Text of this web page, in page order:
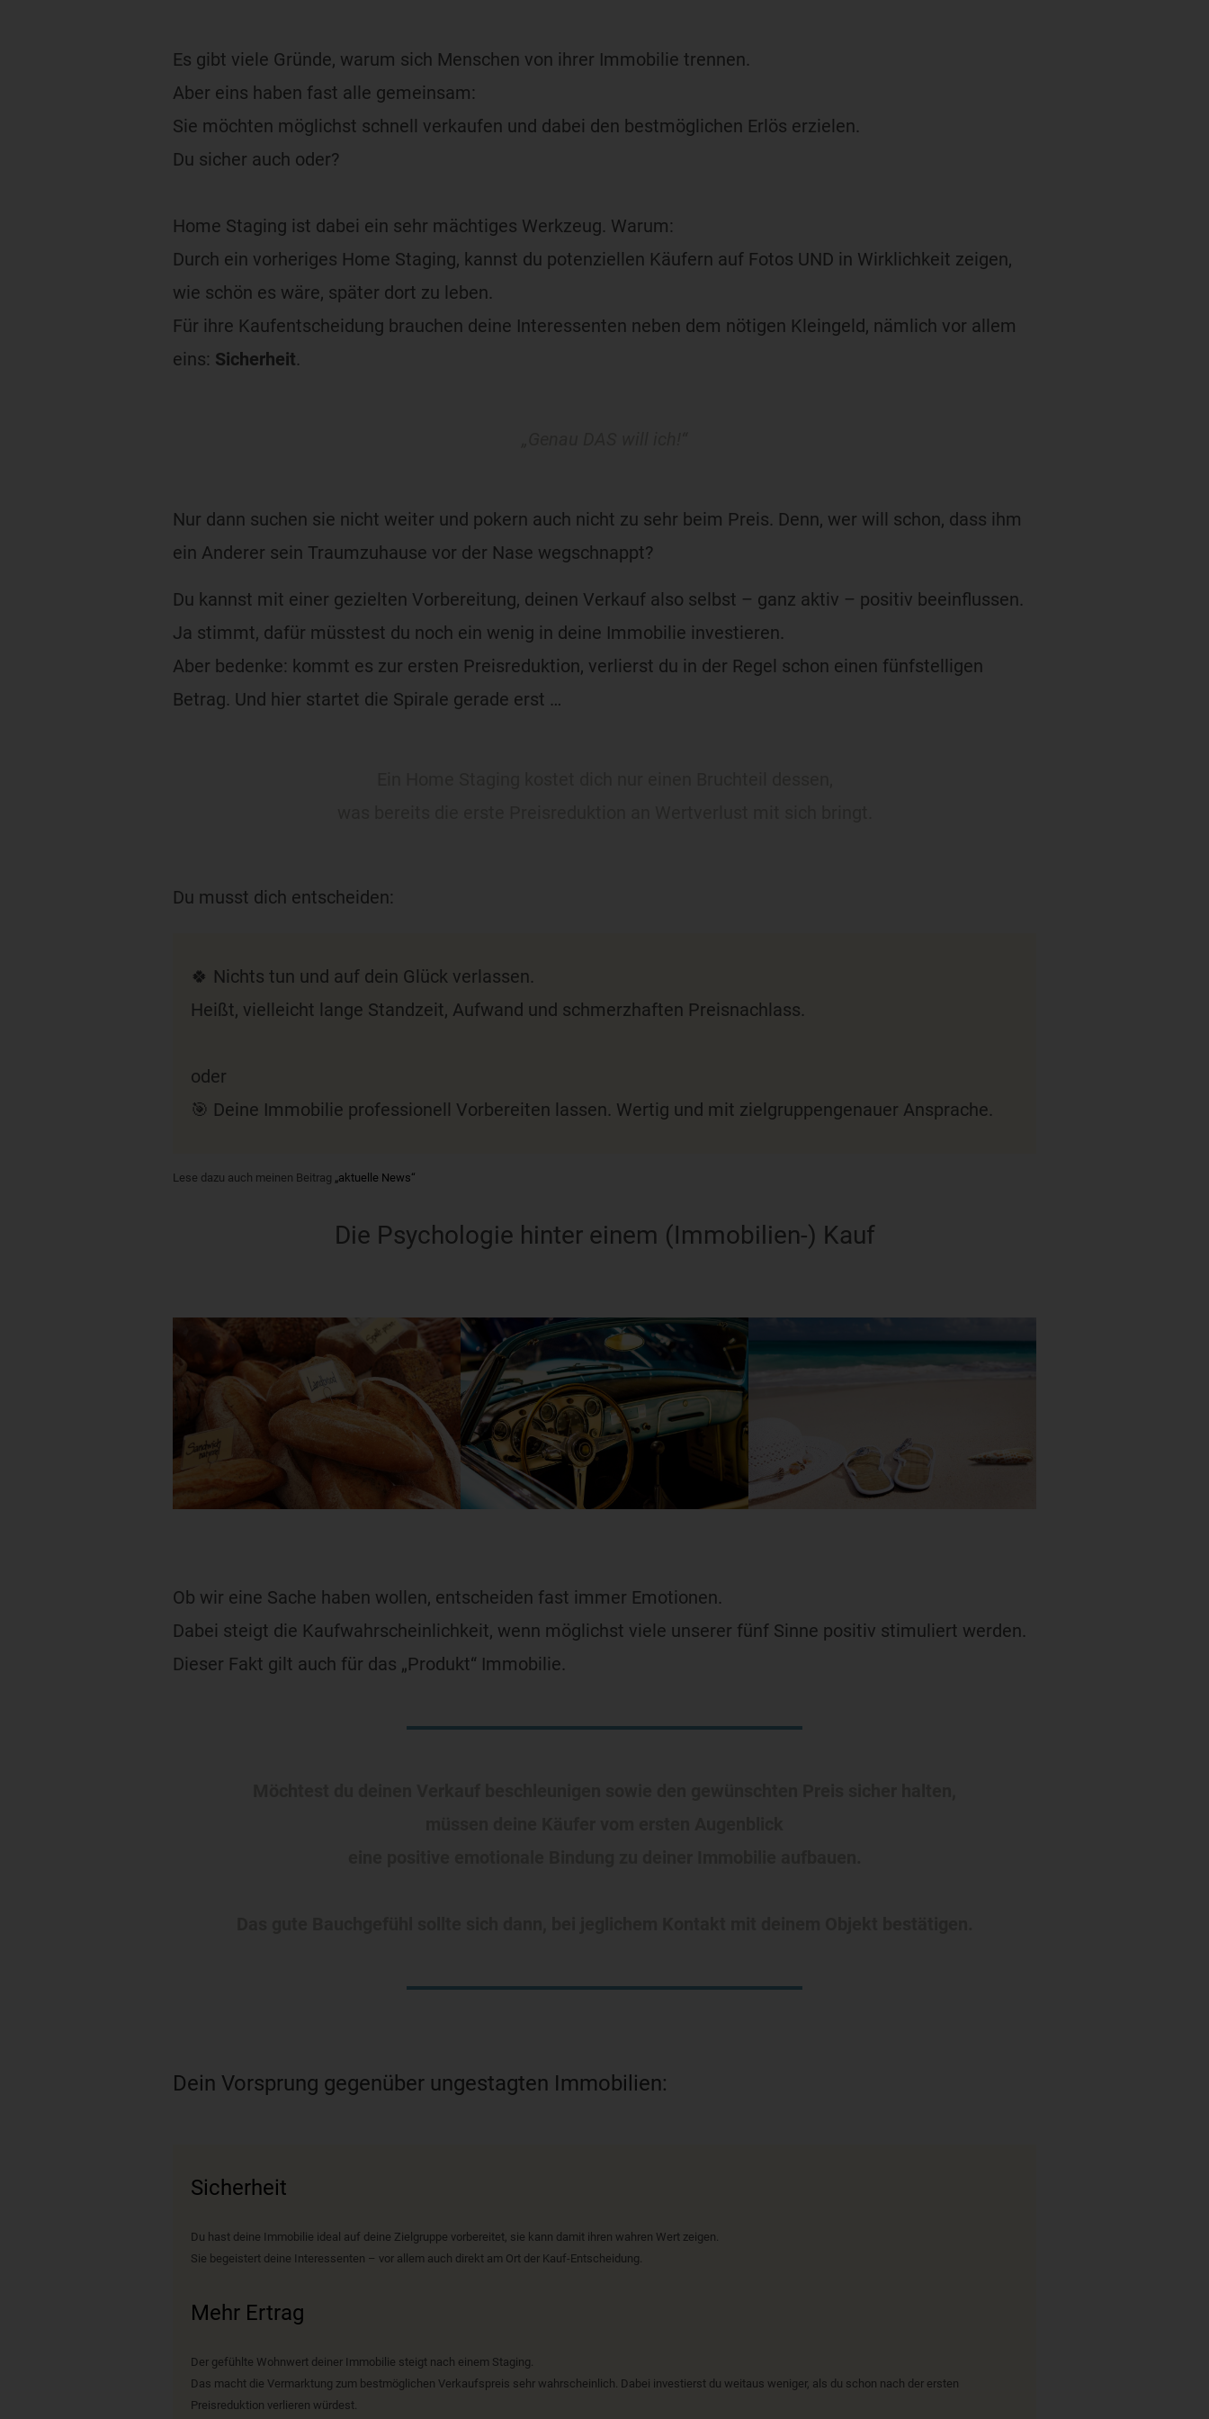
Es gibt viele Gründe, warum sich Menschen von ihrer Immobilie trennen.
Aber eins haben fast alle gemeinsam:
Sie möchten möglichst schnell verkaufen und dabei den bestmöglichen Erlös erzielen.
Du sicher auch oder?
Home Staging ist dabei ein sehr mächtiges Werkzeug. Warum:
Durch ein vorheriges Home Staging, kannst du potenziellen Käufern auf Fotos UND in Wirklichkeit zeigen,
wie schön es wäre, später dort zu leben.
Für ihre Kaufentscheidung brauchen deine Interessenten neben dem nötigen Kleingeld, nämlich vor allem
eins: Sicherheit.
Nur dann suchen sie nicht weiter und pokern auch nicht zu sehr beim Preis. Denn, wer will schon, dass ihm
ein Anderer sein Traumzuhause vor der Nase wegschnappt?
Du kannst mit einer gezielten Vorbereitung, deinen Verkauf also selbst – ganz aktiv – positiv beeinflussen.
Ja stimmt, dafür müsstest du noch ein wenig in deine Immobilie investieren.
Aber bedenke: kommt es zur ersten Preisreduktion, verlierst du in der Regel schon einen fünfstelligen
Betrag. Und hier startet die Spirale gerade erst …
Du musst dich entscheiden:
🍀 Nichts tun und auf dein Glück verlassen.
Heißt, vielleicht lange Standzeit, Aufwand und schmerzhaften Preisnachlass.
oder
🎯 Deine Immobilie professionell Vorbereiten lassen. Wertig und mit zielgruppengenauer Ansprache.
Lese dazu auch meinen Beitrag „aktuelle News“
Die Psychologie hinter einem (Immobilien-) Kauf
Ob wir eine Sache haben wollen, entscheiden fast immer Emotionen.
Dabei steigt die Kaufwahrscheinlichkeit, wenn möglichst viele unserer fünf Sinne positiv stimuliert werden.
Dieser Fakt gilt auch für das „Produkt“ Immobilie.
Dein Vorsprung gegenüber ungestagten Immobilien:
Sicherheit
Du hast deine Immobilie ideal auf deine Zielgruppe vorbereitet, sie kann damit ihren wahren Wert zeigen.
Sie begeistert deine Interessenten – vor allem auch direkt am Ort der Kauf-Entscheidung.
Mehr Ertrag
Der gefühlte Wohnwert deiner Immobilie steigt nach einem Staging.
Das macht die Vermarktung zum bestmöglichen Verkaufspreis sehr wahrscheinlich. Dabei investierst du weitaus weniger, als du schon nach der ersten
Preisreduktion verlieren würdest.